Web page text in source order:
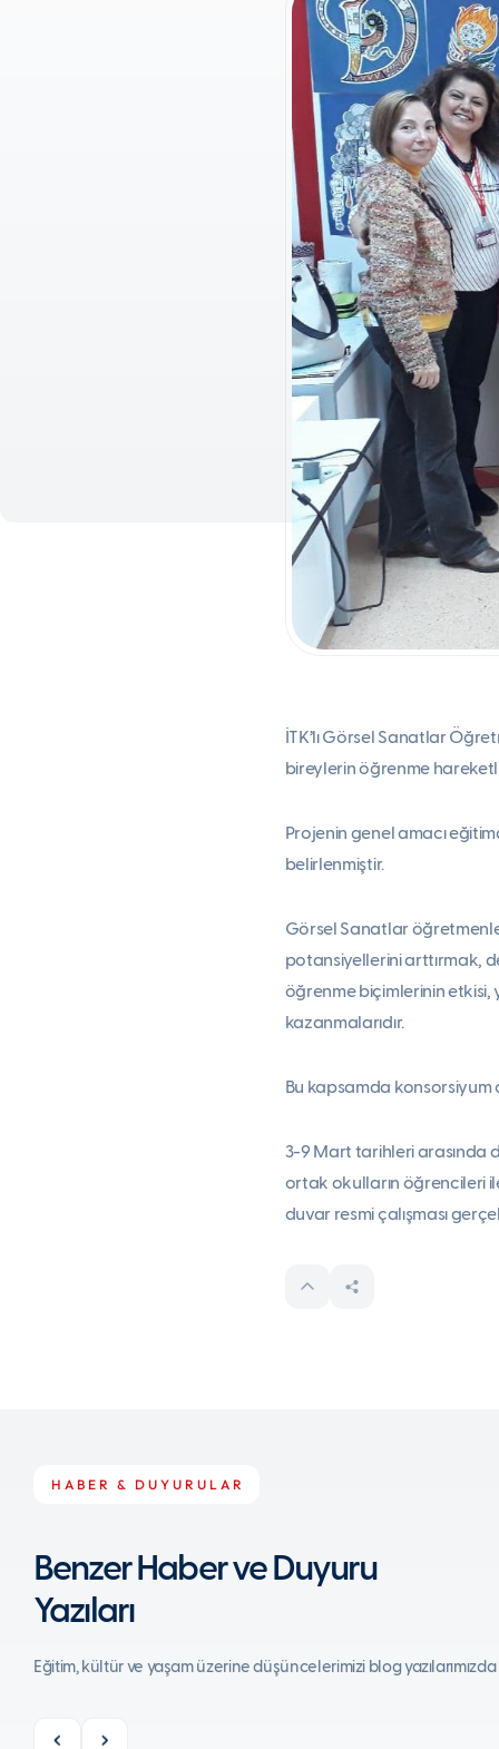
İTK’lı Görsel Sanatlar
bireylerin öğrenme
Projenin genel amacı
belirlenmiştir.
Görsel Sanatlar
potansiyellerini arttırmak,
öğrenme biçimlerinin etkisi,
kazanmalarıdır.
Bu kapsamda konsorsiyum
3-9 Mart tarihleri arasında
ortak okulların öğrencileri
duvar resmi çalışması
HABER & DUYURULAR
Benzer Haber ve Duyuru
Yazıları
Eğitim, kültür ve yaşam üzerine düşüncelerimizi blog